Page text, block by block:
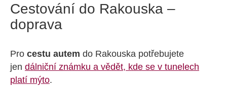
Cestování do Rakouska –
doprava
Pro cestu autem do Rakouska potřebujete
jen dálniční známku a vědět, kde se v tunelech
platí mýto.